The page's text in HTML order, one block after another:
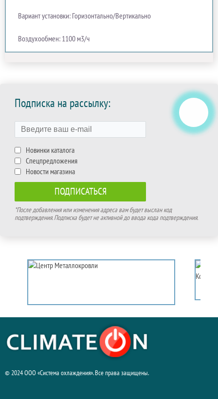
Вариант установки: Горизонтально/Вертикально
Воздухообмен: 1100 м3/ч
Подписка на рассылку:
Новинки каталога
Спецпредложения
Новости магазина
*После добавления или изменения адреса вам будет выслан код
подтверждения. Подписка будет не активной до ввода кода подтверждения.
© 2024 ООО «Система охлаждения». Все права защищены.